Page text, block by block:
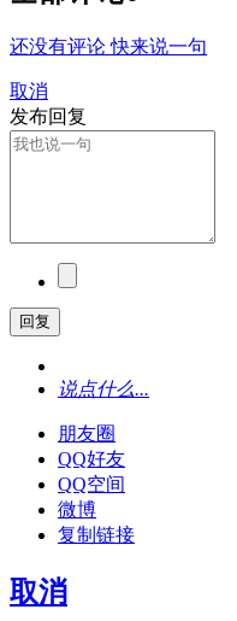
还没有评论 快来说一句
取消
发布回复
回复
说点什么...
朋友圈
QQ好友
QQ空间
微博
复制链接
取消